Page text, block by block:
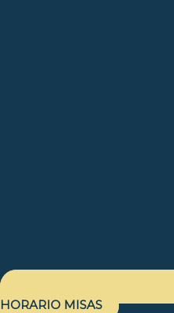
HORARIO MISAS